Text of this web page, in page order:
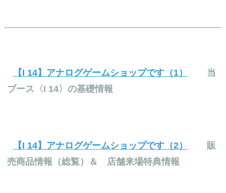
【I 14】アナログゲームショップです（1）
当
ブース〈I 14〉の基礎情報
【I 14】アナログゲームショップです（2）
販
売商品情報（総覧）＆ 店舗来場特典情報